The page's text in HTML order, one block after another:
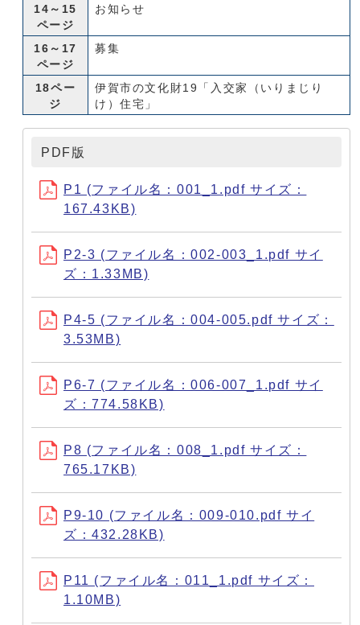
14～15
ページ
お知らせ
16～17
ページ
募集
18ペー
ジ
伊賀市の文化財19「入交家（いりまじり
け）住宅」
PDF版
P1 (ファイル名：001_1.pdf サイズ：
167.43KB)
P2-3 (ファイル名：002-003_1.pdf サイ
ズ：1.33MB)
P4-5 (ファイル名：004-005.pdf サイズ：
3.53MB)
P6-7 (ファイル名：006-007_1.pdf サイ
ズ：774.58KB)
P8 (ファイル名：008_1.pdf サイズ：
765.17KB)
P9-10 (ファイル名：009-010.pdf サイ
ズ：432.28KB)
P11 (ファイル名：011_1.pdf サイズ：
1.10MB)